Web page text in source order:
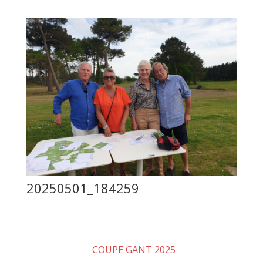
20250501_184259
COUPE GANT 2025